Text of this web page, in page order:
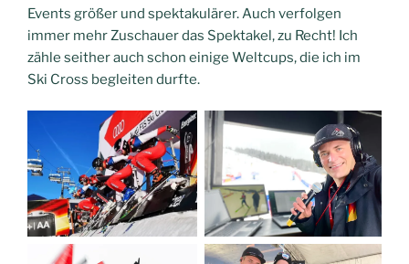
Events größer und spektakulärer. Auch verfolgen
immer mehr Zuschauer das Spektakel, zu Recht! Ich
zähle seither auch schon einige Weltcups, die ich im
Ski Cross begleiten durfte.